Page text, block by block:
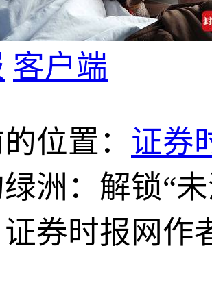
客户端
位置： 证券
洲：解锁“
券时报网作